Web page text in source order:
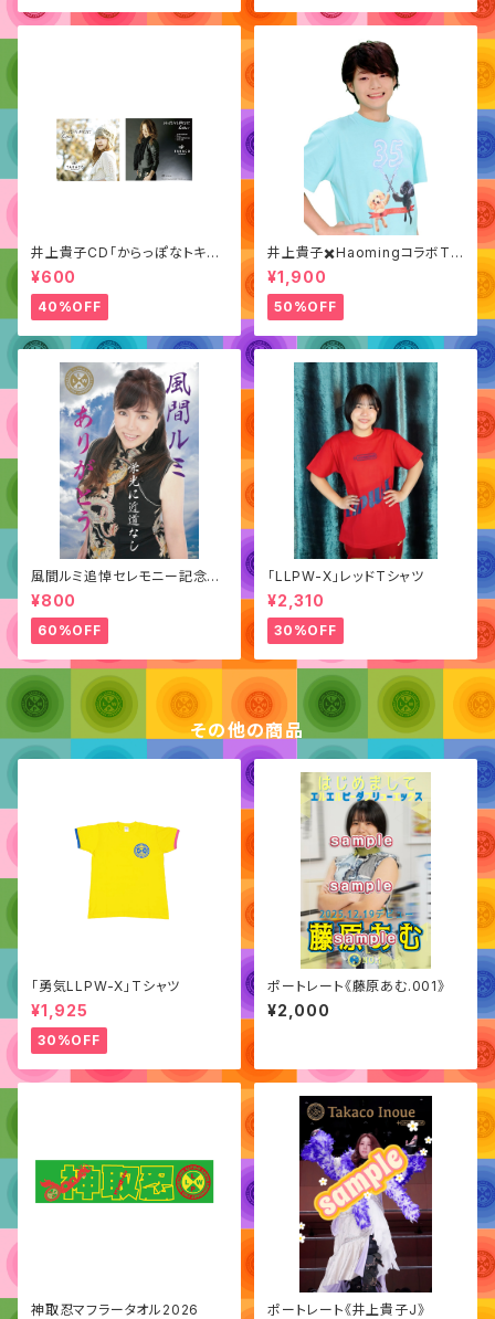
井上貴子CD「からっぽなトキも
夢中にさせて/ Letter」
¥600
40%OFF
井上貴子✖️HaomingコラボTシ
ャツ（デビュー35周年記念）
¥1,900
50%OFF
風間ルミ追悼セレモニー記念
「ポートレート」
¥800
60%OFF
「LLPW-X」レッドTシャツ
¥2,310
30%OFF
その他の商品
「勇気LLPW-X」Tシャツ
¥1,925
30%OFF
ポートレート《藤原あむ.001》
¥2,000
神取忍マフラータオル2026 ポートレート《井上貴子J》